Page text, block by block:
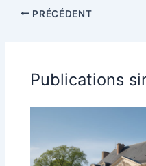
PRÉCÉDENT
Publications